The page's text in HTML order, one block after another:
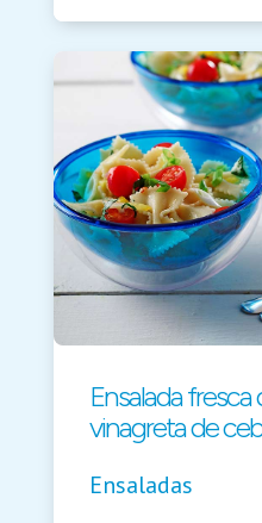
Ensalada
vinagreta de
Ensaladas